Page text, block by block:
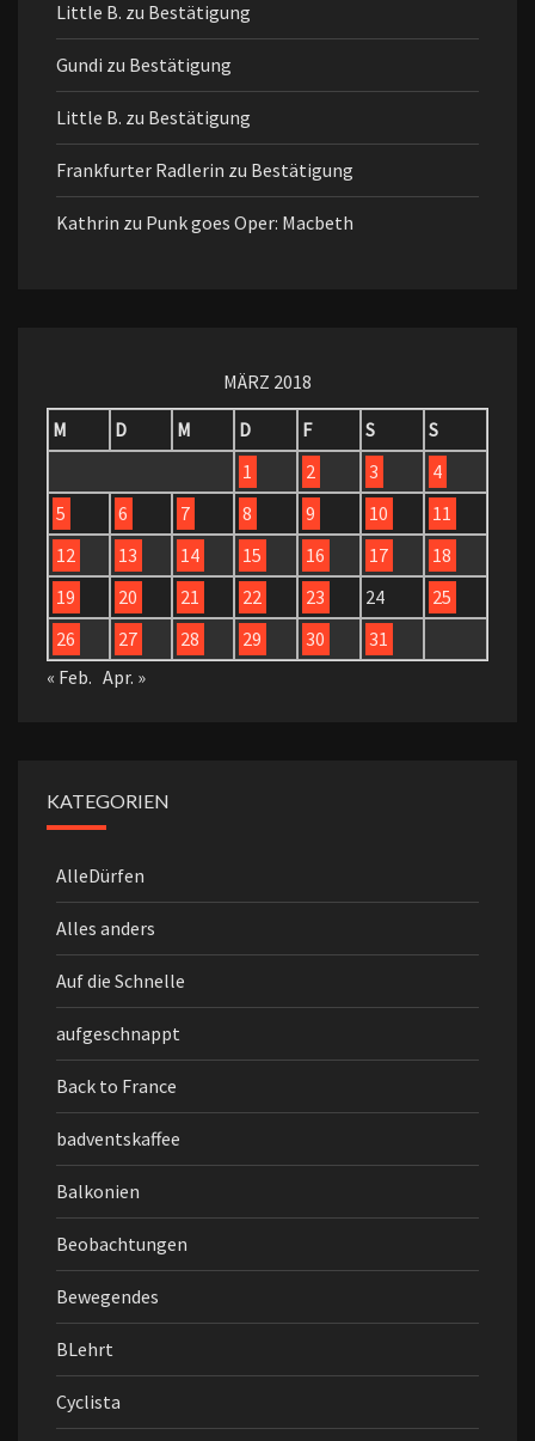
Little B. zu Bestätigung
Gundi zu Bestätigung
Little B. zu Bestätigung
Frankfurter Radlerin zu Bestätigung
Kathrin zu Punk goes Oper: Macbeth
MÄRZ 2018
M
D M D F S
S
1
2 3
4
5
6 7 8 9 10
11
12
13 14 15 16 17
18
19
20 21 22 23 24
25
26
27 28 29 30
31
« Feb. Apr. »
KATEGORIEN
AlleDürfen
Alles anders
Auf die Schnelle
aufgeschnappt
Back to France
badventskaffee
Balkonien
Beobachtungen
Bewegendes
BLehrt
Cyclista